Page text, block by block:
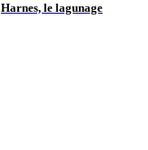
Harnes, le lagunage